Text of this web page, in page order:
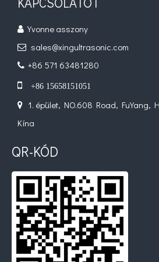
 Yvonne asszony
 sales@xingultrasonic.com
 +86 571 63481280
 +86 15658151051

1. épület, NO.608 Road, FuYang,
Kína
QR-KÓD